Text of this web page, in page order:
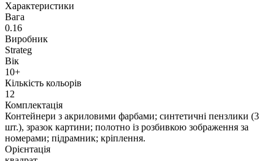
Характеристики
Вага
0.16
Виробник
Strateg
Вік
10+
Кількість кольорів
12
Комплектація
Контейнери з акриловими фарбами; синтетичні пензлики (3
шт.), зразок картини; полотно із розбивкою зображення за
номерами; підрамник; кріплення.
Орієнтація